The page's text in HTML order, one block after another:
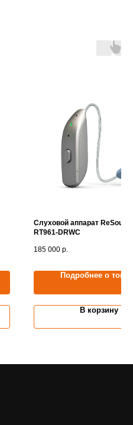
Слуховой аппарат ReSound
RT961-DRWС
185 000 р.
Подробнее о
В корзину